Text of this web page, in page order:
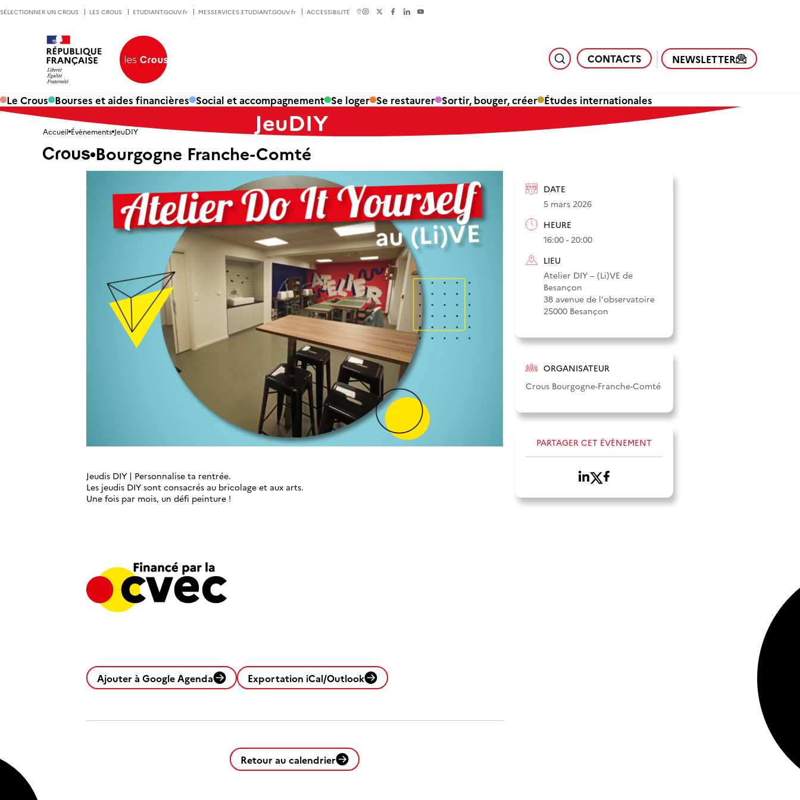
SÉLECTIONNER UN CROUS LES CROUS ETUDIANT.GOUV.fr MESSERVICES.ETUDIANT.GOUV.fr ACCESSIBILITÉ
CONTACTS NEWSLETTER
Le Crous Bourses et aides financières Social et accompagnement Se loger Se restaurer Sortir, bouger, créer Études internationales
Accueil Évènements JeuDIY
Bourgogne Franche-Comté
JeuDIY
DATE
5 mars 2026
HEURE
16:00 - 20:00
LIEU
Atelier DIY – (Li)VE de
Besançon
38 avenue de l'observatoire
25000 Besançon
ORGANISATEUR
Crous Bourgogne-Franche-Comté
PARTAGER CET ÉVÈNEMENT
Jeudis DIY | Personnalise ta rentrée.
Les jeudis DIY sont consacrés au bricolage et aux arts.
Une fois par mois, un défi peinture !
Ajouter à Google Agenda Exportation iCal/Outlook
Retour au calendrier